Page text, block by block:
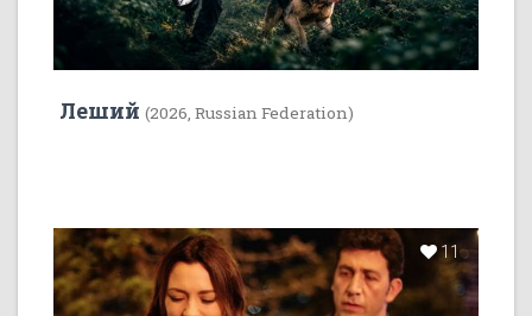
Леший (2026, Russian Federation)
11